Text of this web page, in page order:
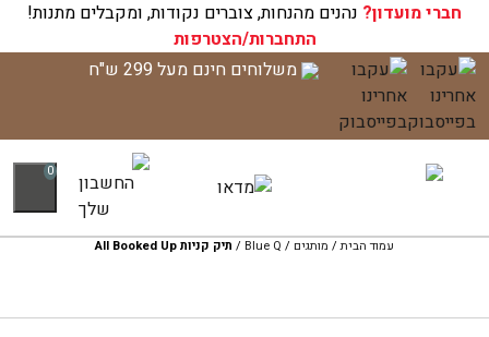
חברי מועדון? נהנים מהנחות, צוברים נקודות, ומקבלים מתנות!
התחברות/הצטרפות
דלג
לתוכן
משלוחים חינם מעל 299 ש"ח
0
עגלת הקניות שלך ריקה כעת!
עמוד הבית/ מותגים /
Blue Q
/ תיק קניות All Booked Up